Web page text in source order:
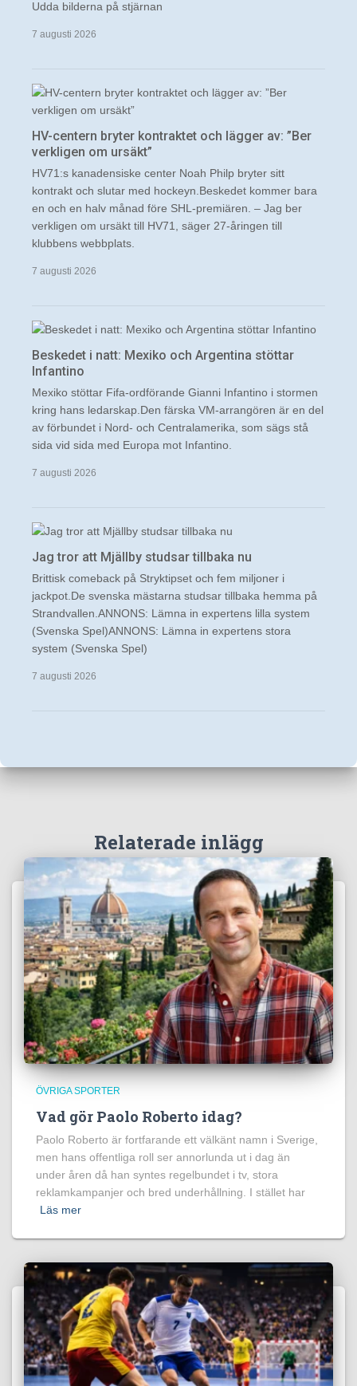
Udda bilderna på stjärnan
7 augusti 2026
HV-centern bryter kontraktet och lägger av: ”Ber
verkligen om ursäkt”
HV71:s kanadensiske center Noah Philp bryter sitt
kontrakt och slutar med hockeyn.Beskedet kommer bara
en och en halv månad före SHL-premiären. – Jag ber
verkligen om ursäkt till HV71, säger 27-åringen till
klubbens webbplats.
7 augusti 2026
Beskedet i natt: Mexiko och Argentina stöttar
Infantino
Mexiko stöttar Fifa-ordförande Gianni Infantino i stormen
kring hans ledarskap.Den färska VM-arrangören är en del
av förbundet i Nord- och Centralamerika, som sägs stå
sida vid sida med Europa mot Infantino.
7 augusti 2026
Jag tror att Mjällby studsar tillbaka nu
Brittisk comeback på Stryktipset och fem miljoner i
jackpot.De svenska mästarna studsar tillbaka hemma på
Strandvallen.ANNONS: Lämna in expertens lilla system
(Svenska Spel)ANNONS: Lämna in expertens stora
system (Svenska Spel)
7 augusti 2026
Relaterade inlägg
ÖVRIGA SPORTER
Vad gör Paolo Roberto idag?
Paolo Roberto är fortfarande ett välkänt namn i Sverige,
men hans offentliga roll ser annorlunda ut i dag än
under åren då han syntes regelbundet i tv, stora
reklamkampanjer och bred underhållning. I stället har
Läs mer